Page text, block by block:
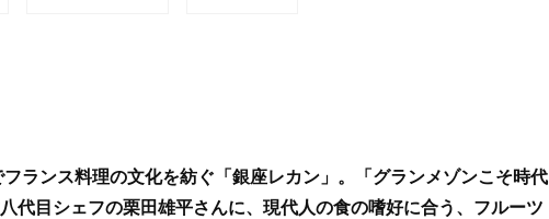
ランス料理の文化を紡ぐ「銀座レカン」。「グランメゾンこそ時代
代目シェフの栗田雄平さんに、現代人の食の嗜好に合う、フルーツ